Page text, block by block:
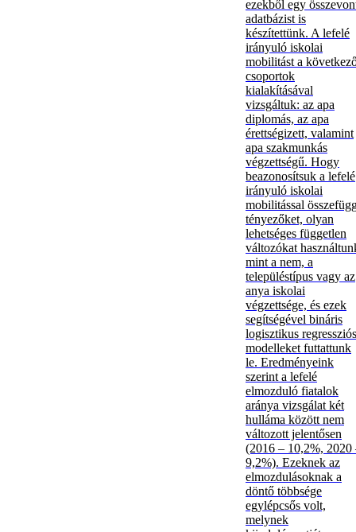
ezekből egy
adatbázist is
készítettünk. A lefelé
irányuló iskolai
mobilitást a
csoportok
kialakításával
vizsgáltuk: az apa
diplomás, az apa
érettségizett, valamint
apa szakmunkás
végzettségű. Hogy
beazonosítsuk a lefelé
irányuló iskolai
mobilitással
tényezőket, olyan
lehetséges független
változókat
mint a nem, a
településtípus vagy az
anya iskolai
végzettsége, és ezek
segítségével bináris
logisztikus regressziós
modelleket futtattunk
le. Eredményeink
szerint a lefelé
elmozduló fiatalok
aránya vizsgálat két
hulláma között nem
változott jelentősen
(2016 – 10,2%, 2020
9,2%). Ezeknek az
elmozdulásoknak a
döntő többsége
egylépcsős volt,
melynek